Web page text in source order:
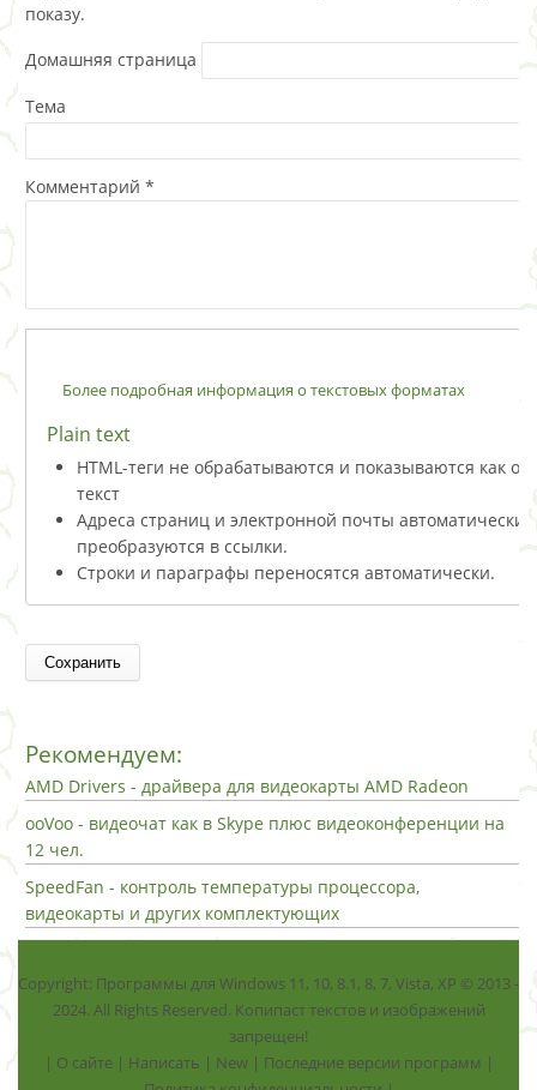
показу.
Домашняя страница
Тема
Комментарий *
Более подробная информация о текстовых форматах
Plain text
HTML-теги не обрабатываются и показываются как
текст
Адреса страниц и электронной почты автоматически
преобразуются в ссылки.
Строки и параграфы переносятся автоматически.
Рекомендуем:
AMD Drivers - драйвера для видеокарты AMD Radeon
ooVoo - видеочат как в Skype плюс видеоконференции на
12 чел.
SpeedFan - контроль температуры процессора,
видеокарты и других комплектующих
Copyright: Программы для Windows 11, 10, 8.1, 8, 7, Vista, ХР © 2013 -
2024. All Rights Reserved. Копипаст текстов и изображений
запрещен!
| О сайте| Написать | New| Последние версии программ |